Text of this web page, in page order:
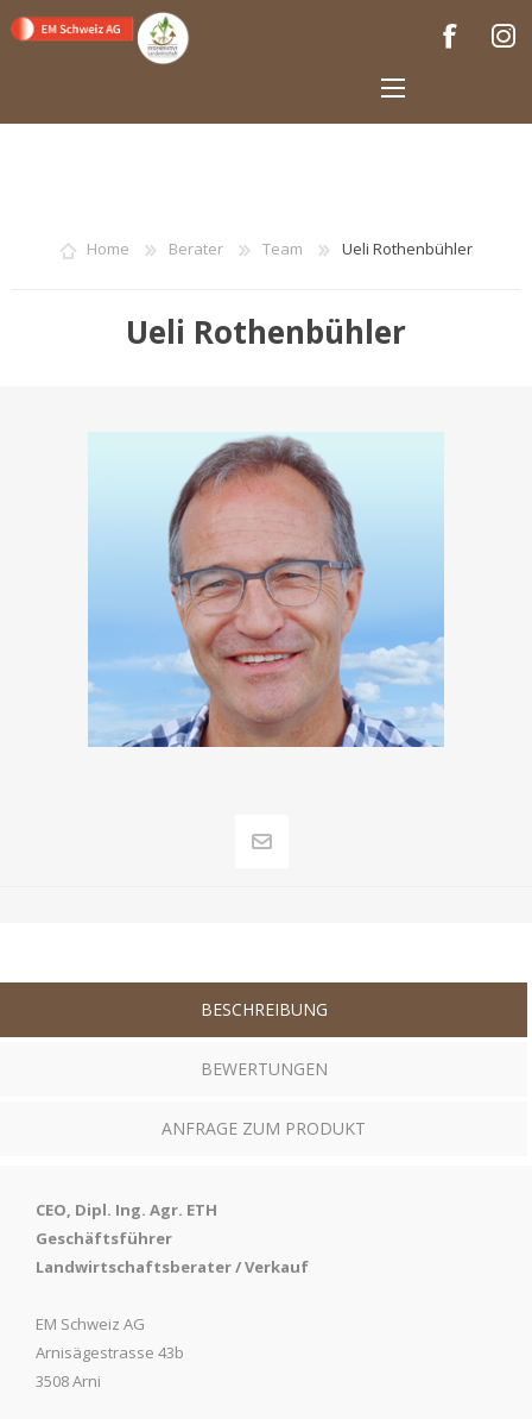
Home Berater Team Ueli Rothenbühler
Ueli Rothenbühler
BESCHREIBUNG
BEWERTUNGEN
ANFRAGE ZUM PRODUKT
CEO, Dipl. Ing. Agr. ETH
Geschäftsführer
Landwirtschaftsberater / Verkauf
EM Schweiz AG
Arnisägestrasse 43b
3508 Arni